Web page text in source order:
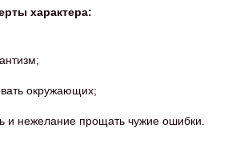
характера:
окружающих;
и нежелание прощать чужие ошибки.